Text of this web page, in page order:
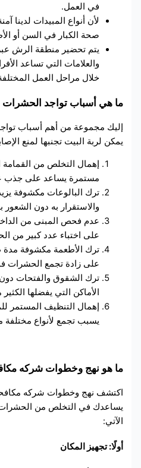
في العمل.
لأن أنواع المبيدات لدينا
صحة الكبار في السن أو
يتم تحضير منطقة الرش
والعلامات التي تساعد
خلال مراحل العمل
ما هي أسباب تواجد الحشرات
إليك مجموعة من أهم أسباب
يمكن لربة البيت تجنبها لمنع
إهمال التخلص من القمامة
مستمرة يساعد على جذب
ترك البالوعات مكشوفة
والاستقرار به دون الشعور
عدم فحص المبنى من
على اختباء عدد كبير من
ترك الأطعمة مكشوفة
على زادة تجمع الحشرات
ترك الشقوق والفتحات
الأماكن التي يفضلها
إهمال التنظيف المستمر
يسبب تجمع لأنواع
ما هو نهج وخطوات شركه
اكتشف نهج وخطوات شركه
يساعدك في التخلص من الحشرات
الآتي:
أولًا: تجهيز المكان